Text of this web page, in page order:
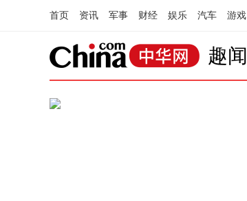
首页 资讯 军事 财经 娱乐 汽车 游戏
趣闻